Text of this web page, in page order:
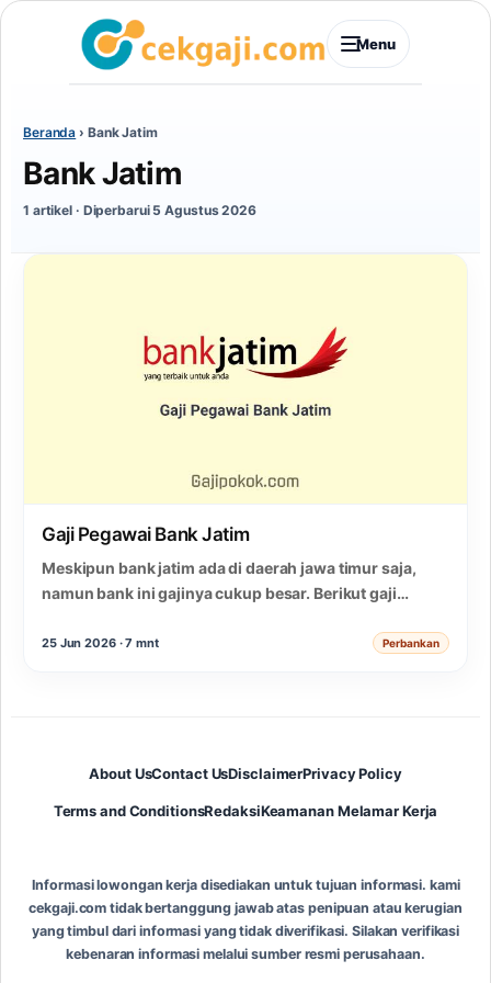
Menu
Beranda › Bank Jatim
Bank Jatim
1 artikel · Diperbarui 5 Agustus 2026
Gaji Pegawai Bank Jatim
Meskipun bank jatim ada di daerah jawa timur saja,
namun bank ini gajinya cukup besar. Berikut gaji
25 Jun 2026 · 7 mnt Perbankan
About UsContact UsDisclaimerPrivacy Policy
Terms and ConditionsRedaksiKeamanan Melamar Kerja
Informasi lowongan kerja disediakan untuk tujuan informasi. kami
cekgaji.com tidak bertanggung jawab atas penipuan atau kerugian
yang timbul dari informasi yang tidak diverifikasi. Silakan verifikasi
kebenaran informasi melalui sumber resmi perusahaan.